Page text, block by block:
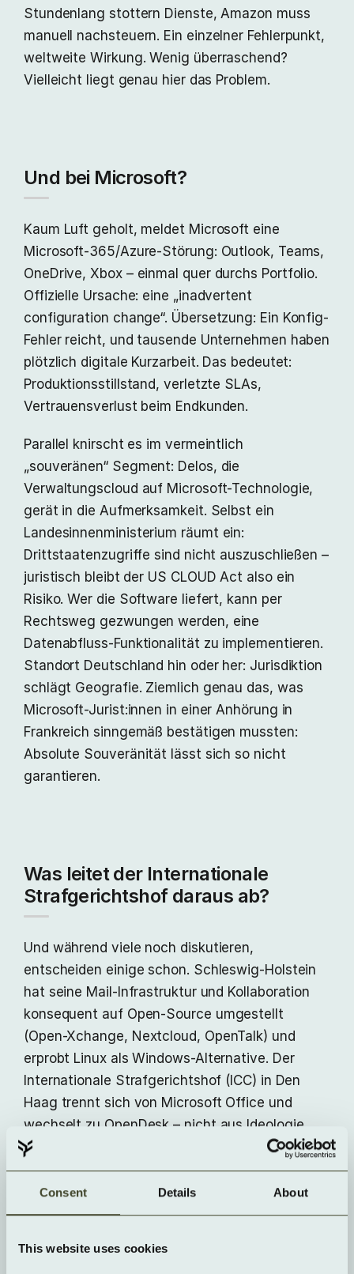
Consent Details About
This website uses cookies
Stundenlang stottern Dienste, Amazon muss
manuell nachsteuern. Ein einzelner Fehlerpunkt,
weltweite Wirkung. Wenig überraschend?
Vielleicht liegt genau hier das Problem.
Und bei Microsoft?
Kaum Luft geholt, meldet Microsoft eine
Microsoft-365/Azure-Störung: Outlook, Teams,
OneDrive, Xbox – einmal quer durchs Portfolio.
Offizielle Ursache: eine „inadvertent
configuration change“. Übersetzung: Ein Konfig-
Fehler reicht, und tausende Unternehmen haben
plötzlich digitale Kurzarbeit. Das bedeutet:
Produktionsstillstand, verletzte SLAs,
Vertrauensverlust beim Endkunden.
Parallel knirscht es im vermeintlich
„souveränen“ Segment: Delos, die
Verwaltungscloud auf Microsoft-Technologie,
gerät in die Aufmerksamkeit. Selbst ein
Landesinnenministerium räumt ein:
Drittstaatenzugriffe sind nicht auszuschließen –
juristisch bleibt der US CLOUD Act also ein
Risiko. Wer die Software liefert, kann per
Rechtsweg gezwungen werden, eine
Datenabfluss-Funktionalität zu implementieren.
Standort Deutschland hin oder her: Jurisdiktion
schlägt Geografie. Ziemlich genau das, was
Microsoft-Jurist:innen in einer Anhörung in
Frankreich sinngemäß bestätigen mussten:
Absolute Souveränität lässt sich so nicht
garantieren.
Was leitet der Internationale
Strafgerichtshof daraus ab?
Und während viele noch diskutieren,
entscheiden einige schon. Schleswig-Holstein
hat seine Mail-Infrastruktur und Kollaboration
konsequent auf Open-Source umgestellt
(Open-Xchange, Nextcloud, OpenTalk) und
erprobt Linux als Windows-Alternative. Der
Internationale Strafgerichtshof (ICC) in Den
Haag trennt sich von Microsoft Office und
wechselt zu OpenDesk – nicht aus Ideologie,
sondern aus Ernstfall-Erfahrung: politischer
Druck, blockierte Postfächer, echte
Verwundbarkeit. Wenn die Rechtslage die IT
aushebelt, hilft nur Architektur, die nicht in